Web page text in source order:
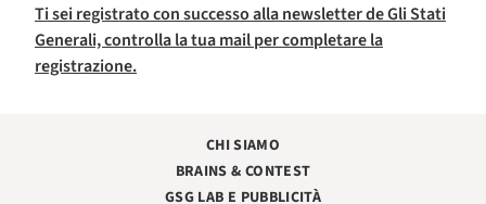
Ti sei registrato con successo alla newsletter de Gli Stati
Generali, controlla la tua mail per completare la
registrazione.
CHI SIAMO
BRAINS & CONTEST
GSG LAB E PUBBLICITÀ